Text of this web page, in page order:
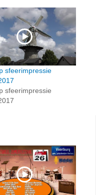
sfeerimpressie
sfeerimpressie